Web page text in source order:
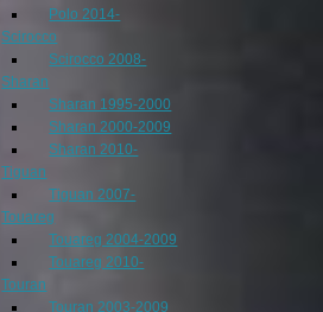
Polo 2014-
Scirocco
Scirocco 2008-
Sharan
Sharan 1995-2000
Sharan 2000-2009
Sharan 2010-
Tiguan
Tiguan 2007-
Touareg
Touareg 2004-2009
Touareg 2010-
Touran
Touran 2003-2009